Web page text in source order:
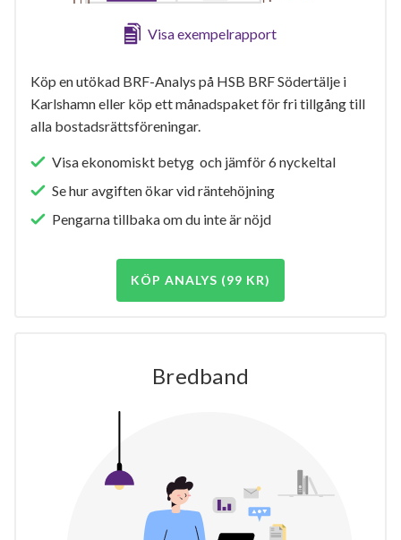
Visa exempelrapport
Köp en utökad BRF-Analys på HSB BRF Södertälje i
Karlshamn eller köp ett månadspaket för fri tillgång till
alla bostadsrättsföreningar.
Visa ekonomiskt betyg och jämför 6 nyckeltal
Se hur avgiften ökar vid räntehöjning
Pengarna tillbaka om du inte är nöjd
KÖP ANALYS (99 KR)
Bredband